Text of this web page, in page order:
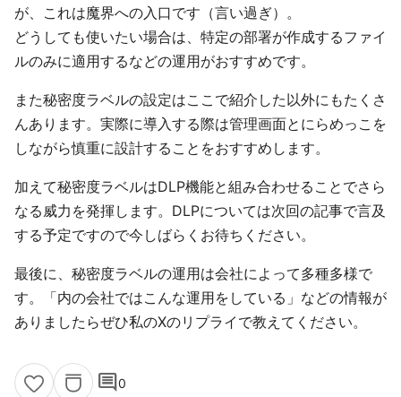
が、これは魔界への入口です（言い過ぎ）。
どうしても使いたい場合は、特定の部署が作成するファイ
ルのみに適用するなどの運用がおすすめです。
また秘密度ラベルの設定はここで紹介した以外にもたくさ
んあります。実際に導入する際は管理画面とにらめっこを
しながら慎重に設計することをおすすめします。
加えて秘密度ラベルはDLP機能と組み合わせることでさら
なる威力を発揮します。DLPについては次回の記事で言及
する予定ですので今しばらくお待ちください。
最後に、秘密度ラベルの運用は会社によって多種多様で
す。「内の会社ではこんな運用をしている」などの情報が
ありましたらぜひ私のXのリプライで教えてください。
comment0